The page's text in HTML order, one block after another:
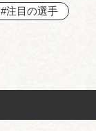
#注目の選手